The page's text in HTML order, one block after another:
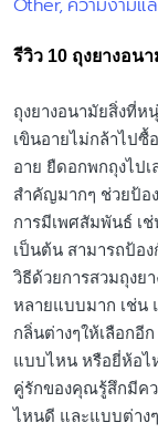
Posted
Other ความงามแ
รีวิว 10 ถุงยางอน
ถุงยางอนามัยสิ่งที่ห
เขินอายไม่กล้าไปซื้
อาย ยืดอกพกถุงไปเ
สำคัญมากๆ ช่วยป้อ
การมีเพศสัมพันธ์ เ
เป็นต้น สามารถป้อ
วิธีด้วยการสวมถุงย
หลายแบบมาก เช่น
กลิ่นต่างๆให้เลือกอี
แบบไหน หรือยี่ห้อไ
คู่รักของคุณรู้สึกมีคว
ไหนดี และแบบต่างๆ